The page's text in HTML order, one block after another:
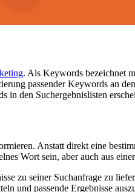
. Als Keywords bezeichnet
passender Keywords an
in den Suchergebnislisten
Anstatt direkt eine
Wort sein, aber auch aus
zu seiner Suchanfrage zu
und passende Ergebnisse